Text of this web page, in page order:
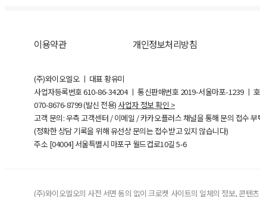
이용약관 개인정보처리방침
(주)와이오엘오 ㅣ 대표 황유미
사업자등록번호610-86-34204ㅣ 통신판매번호 2019-서울마포-1239 ㅣ
070-8676-8799 (발신 전용) 사업자 정보 확인 >
고객 문의: 우측 고객센터 / 이메일 / 카카오플러스 채널을 통해 문의 접수 부
(정확한 상담 기록을 위해 유선상 문의는 접수받고 있지 않습니다)
주소 [04004] 서울특별시 마포구 월드컵로10길5-6
(주)와이오엘오의 사전 서면 동의 없이 크로켓 사이트의 일체의 정보, 콘텐